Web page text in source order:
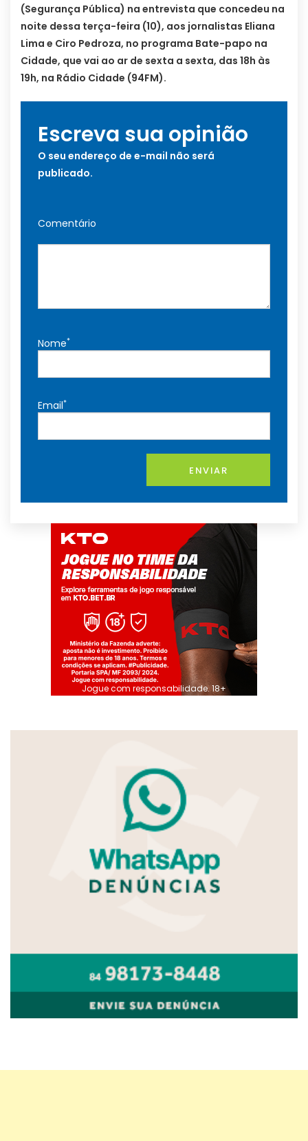
(Segurança Pública) na entrevista que concedeu na
noite dessa terça-feira (10), aos jornalistas Eliana
Lima e Ciro Pedroza, no programa Bate-papo na
Cidade, que vai ao ar de sexta a sexta, das 18h às
19h, na Rádio Cidade (94FM).
Escreva sua opinião
O seu endereço de e-mail não será
publicado.
Comentário
Nome*
Email*
ENVIAR
Jogue com responsabilidade. 18+